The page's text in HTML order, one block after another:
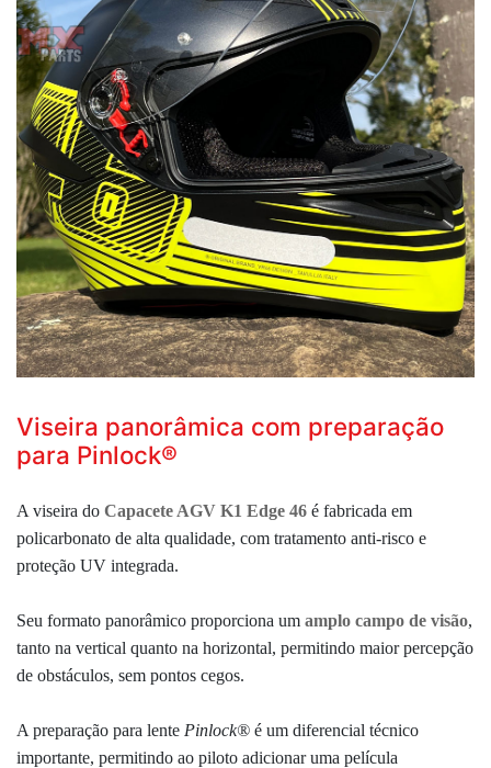
Viseira panorâmica com preparação
para Pinlock®
A viseira do Capacete AGV K1 Edge 46 é fabricada em
policarbonato de alta qualidade, com tratamento anti-risco e
proteção UV integrada.
Seu formato panorâmico proporciona um amplo campo de visão,
tanto na vertical quanto na horizontal, permitindo maior percepção
de obstáculos, sem pontos cegos.
A preparação para lente Pinlock® é um diferencial técnico
importante, permitindo ao piloto adicionar uma película